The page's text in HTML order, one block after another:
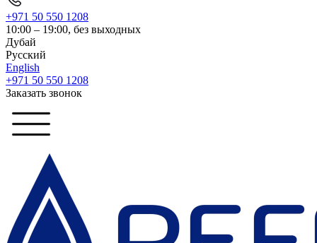
+971 50 550 1208
10:00 – 19:00, без выходных
Дубай
Русский
English
+971 50 550 1208
Заказать звонок